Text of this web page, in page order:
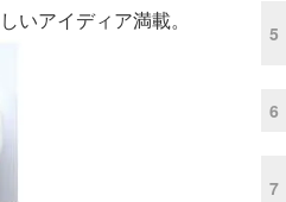
いアイディア満載。 5
6
7